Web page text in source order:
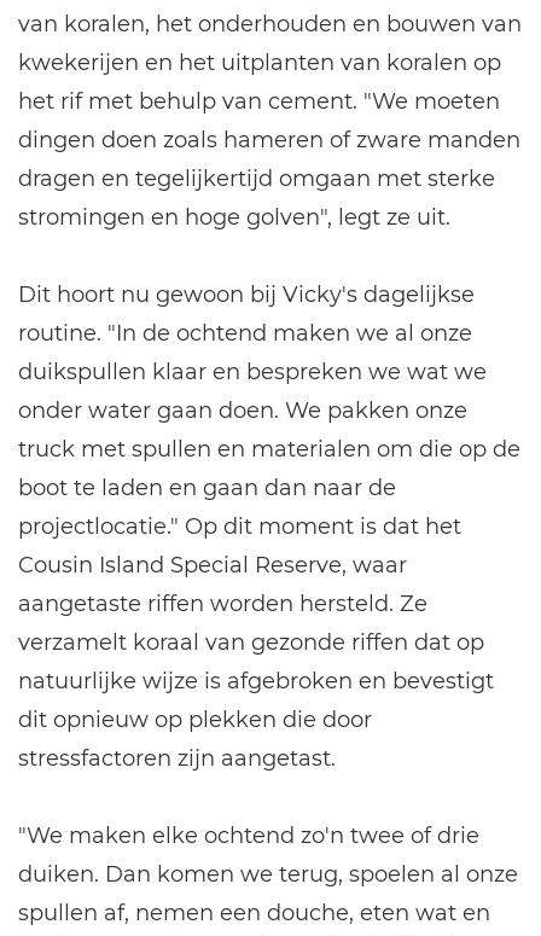
van koralen, het onderhouden en bouwen van
kwekerijen en het uitplanten van koralen op
het rif met behulp van cement. "We moeten
dingen doen zoals hameren of zware manden
dragen en tegelijkertijd omgaan met sterke
stromingen en hoge golven", legt ze uit.
Dit hoort nu gewoon bij Vicky's dagelijkse
routine. "In de ochtend maken we al onze
duikspullen klaar en bespreken we wat we
onder water gaan doen. We pakken onze
truck met spullen en materialen om die op de
boot te laden en gaan dan naar de
projectlocatie." Op dit moment is dat het
Cousin Island Special Reserve, waar
aangetaste riffen worden hersteld. Ze
verzamelt koraal van gezonde riffen dat op
natuurlijke wijze is afgebroken en bevestigt
dit opnieuw op plekken die door
stressfactoren zijn aangetast.
"We maken elke ochtend zo'n twee of drie
duiken. Dan komen we terug, spoelen al onze
spullen af, nemen een douche, eten wat en